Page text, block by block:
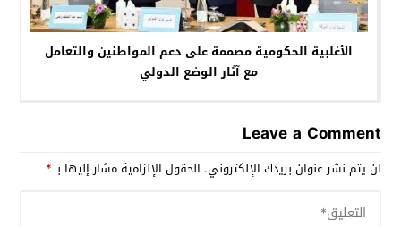
الأغلبية الحكومية مصممة على دعم المواطنين والتعامل
مع آثار الوضع الدولي
Leave a Comment
لن يتم نشر عنوان بريدك الإلكتروني. الحقول الإلزامية مشار إليها بـ*